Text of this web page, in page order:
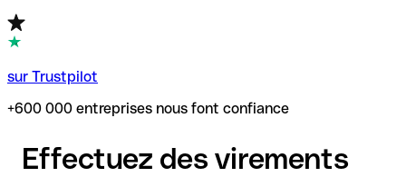
sur Trustpilot
+600 000 entreprises nous font confiance
Effectuez des virements